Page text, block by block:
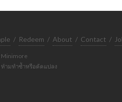
/ Redeem / About / Contact /
Minimore
ห้ามทำซ้ำหรือดัดแปลง